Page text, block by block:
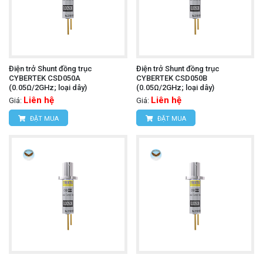
Điện trở Shunt đồng trục
CYBERTEK CSD050A
(0.05Ω/2GHz; loại dây)
Giá: Liên hệ
ĐẶT MUA
Điện trở Shunt đồng trục
CYBERTEK CSD050B
(0.05Ω/2GHz; loại dây)
Giá: Liên hệ
ĐẶT MUA